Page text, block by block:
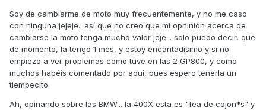
Soy de cambiarme de moto muy frecuentemente, y no me caso
con ninguna jejeje.. así que no creo que mi opninión acerca de
cambiarse la moto tenga mucho valor jeje... solo puedo decir, que
de momento, la tengo 1 mes, y estoy encantadísimo y si no
empiezo a ver problemas como tuve en las 2 GP800, y como
muchos habéis comentado por aquí, pues espero tenerla un
tiempecito.
Ah, opinando sobre las BMW... la 400X esta es "fea de cojon*s" y